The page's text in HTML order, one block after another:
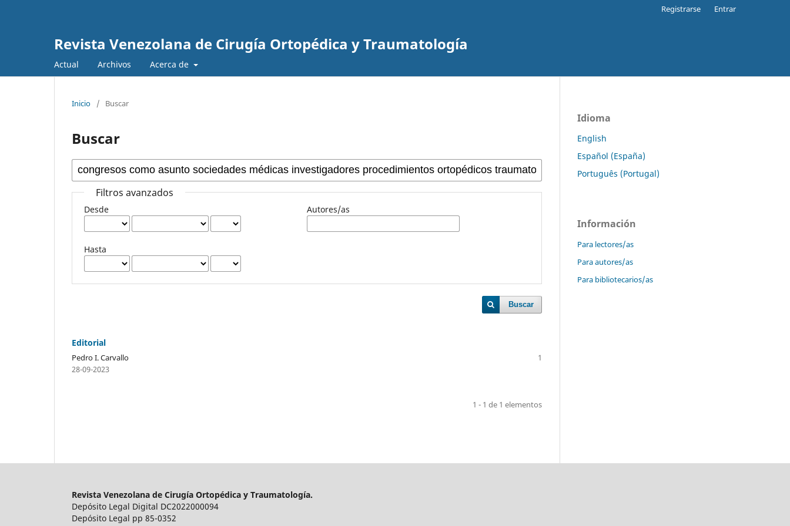
Revista Venezolana de Cirugía Ortopédica y Traumatología
Actual Archivos Acerca de
Registrarse Entrar
Inicio / Buscar
Buscar
Filtros avanzados
Desde
Hasta
Autores/as
Buscar
Editorial
Pedro I. Carvallo
1
28-09-2023
1 - 1 de 1 elementos
Idioma
English
Español (España)
Português (Portugal)
Información
Para lectores/as
Para autores/as
Para bibliotecarios/as
Revista Venezolana de Cirugía Ortopédica y Traumatología.
Depósito Legal Digital DC2022000094
Depósito Legal pp 85-0352